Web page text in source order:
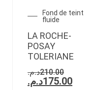
Fond de teint
fluide
LA ROCHE-
POSAY
TOLERIANE
210.00د.م.
175.00د.م.